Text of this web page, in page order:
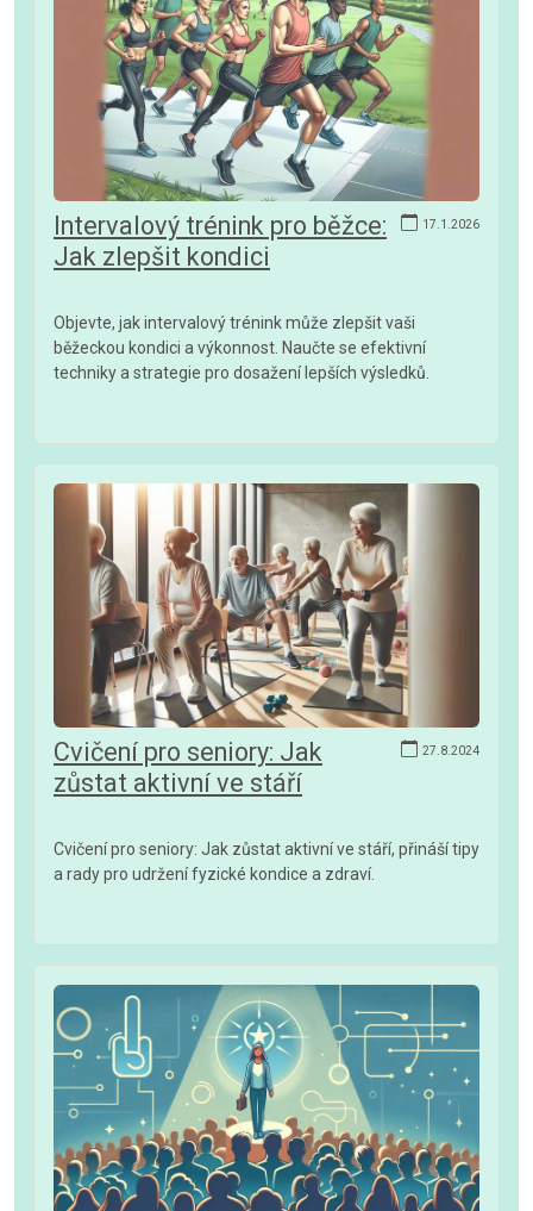
17.1.2026
Intervalový trénink pro běžce:
Jak zlepšit kondici
Objevte, jak intervalový trénink může zlepšit vaši
běžeckou kondici a výkonnost. Naučte se efektivní
techniky a strategie pro dosažení lepších výsledků.
27.8.2024
Cvičení pro seniory: Jak
zůstat aktivní ve stáří
Cvičení pro seniory: Jak zůstat aktivní ve stáří, přináší tipy
a rady pro udržení fyzické kondice a zdraví.